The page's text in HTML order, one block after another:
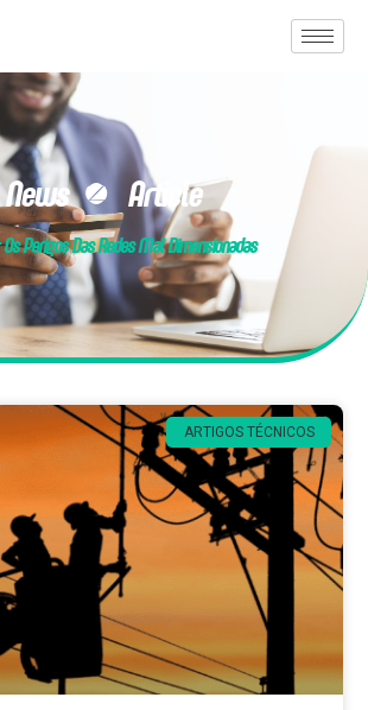
News & Article
Perigos Das Redes Mal Dimensionadas
ARTIGOS TÉCNICOS